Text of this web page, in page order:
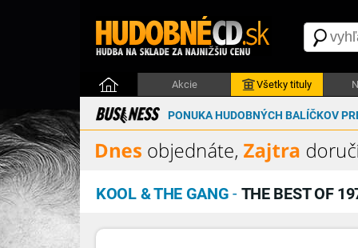
Akcie Všetky tituly
PONUKA HUDOBNÝCH BALÍČKOV
KOOL & THE GANG - THE BEST OF